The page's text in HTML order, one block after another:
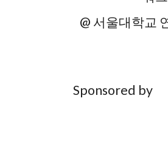
@ 서울대학교
Sponsored by